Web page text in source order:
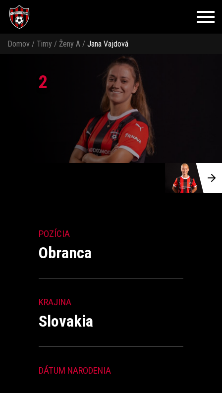
Domov / Timy / Ženy A / Jana Vajdová
2
POZÍCIA
Obranca
KRAJINA
Slovakia
DÁTUM NARODENIA